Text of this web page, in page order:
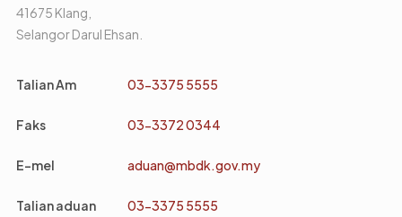
41675 Klang,
Selangor Darul Ehsan.
Talian Am 03-3375 5555
Faks 03-3372 0344
E-mel aduan@mbdk.gov.my
Talian aduan 03-3375 5555